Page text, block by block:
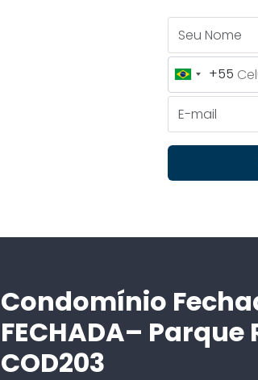
Brazil
+55
+55
Condomínio
FECHADA– Parque
COD203